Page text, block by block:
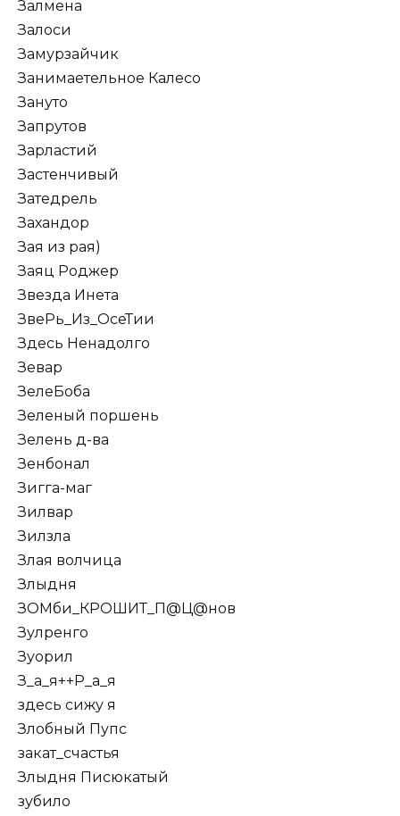
Залмена
Залоси
Замурзайчик
Занимаетельное Калесо
Зануто
Запрутов
Зарластий
Застенчивый
Затедрель
Захандор
Зая из рая)
Заяц Роджер
Звезда Инета
ЗвеРь_Из_ОсеТии
Здесь Ненадолго
Зевар
ЗелеБоба
Зеленый поршень
Зелень д-ва
Зенбонал
Зигга-маг
Зилвар
Зилзла
Злая волчица
Злыдня
ЗОМби_КРОШИТ_П@Ц@нов
Зулренго
Зуорил
З_а_я++Р_а_я
здесь сижу я
Злобный Пупс
закат_счастья
Злыдня Писюкатый
зубило